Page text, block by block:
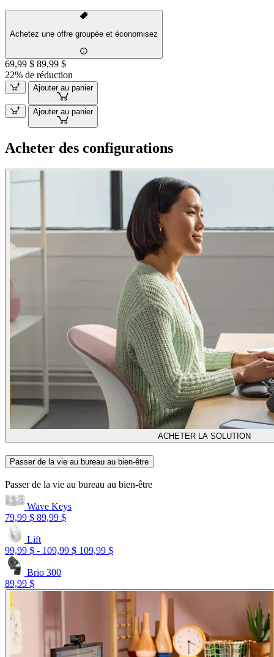
Achetez une offre groupée et économisez
69,99 $ 89,99 $
22% de réduction
Ajouter au panier
Ajouter au panier
Acheter des configurations
ACHETER LA SOLUTION
Passer de la vie au bureau au bien-être
Passer de la vie au bureau au bien-être
Wave Keys
79,99 $ 89,99 $
Lift
99,99 $ - 109,99 $ 109,99 $
Brio 300
89,99 $